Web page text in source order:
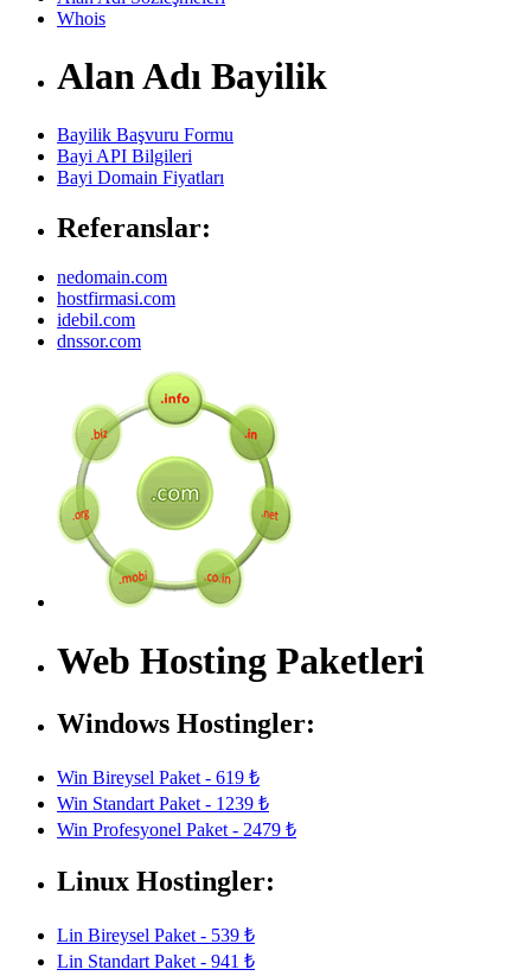
Whois
Alan Adı Bayilik
Bayilik Başvuru Formu
Bayi API Bilgileri
Bayi Domain Fiyatları
Referanslar:
nedomain.com
hostfirmasi.com
idebil.com
dnssor.com
Web Hosting Paketleri
Windows Hostingler:
Win Bireysel Paket - 619 ₺
Win Standart Paket - 1239 ₺
Win Profesyonel Paket - 2479 ₺
Linux Hostingler:
Lin Bireysel Paket - 539 ₺
Lin Standart Paket - 941 ₺